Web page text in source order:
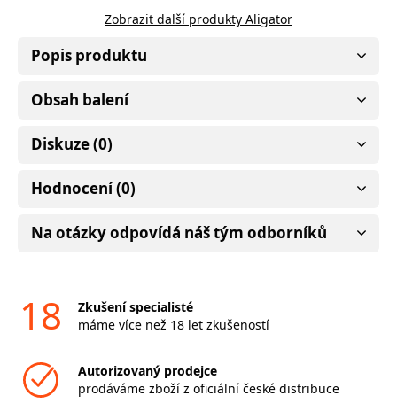
Zobrazit další produkty Aligator
Popis produktu
Obsah balení
Diskuze (0)
Hodnocení (0)
Na otázky odpovídá náš tým odborníků
18
Zkušení specialisté
máme více než 18 let zkušeností
Autorizovaný prodejce
prodáváme zboží z oficiální české distribuce